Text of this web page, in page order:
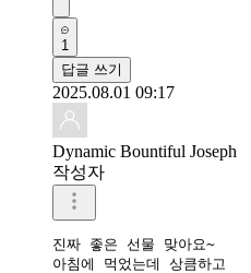
1
답글 쓰기
2025.08.01 09:17
Dynamic Bountiful Joseph
작성자
진짜 좋은 선물 맞아요~
아침에 먹었는데 상큼하고